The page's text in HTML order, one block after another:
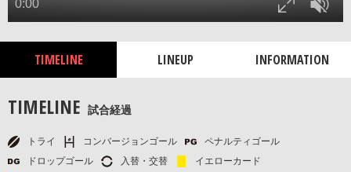
TIMELINE LINEUP INFORMATION
TIMELINE 試合経過
トライ コンバージョンゴール
ペナルティゴール
ドロップゴール
入替・交替
イエローカード